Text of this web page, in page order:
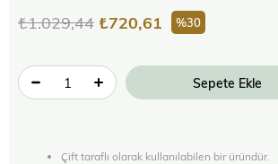
₺1.029,44 ₺720,61 30
Çift taraflı olarak kullanılabilen bir üründür.